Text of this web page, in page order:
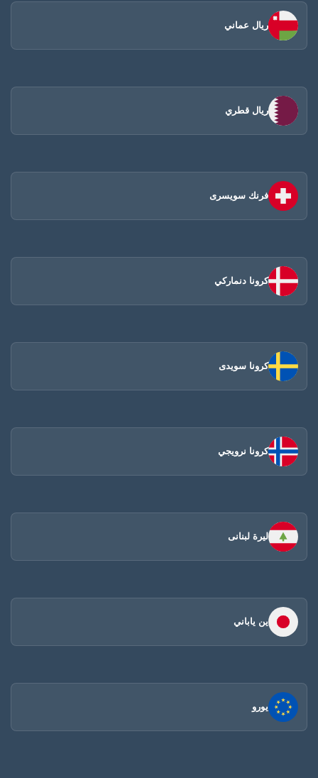
ريال عماني
ريال قطري
فرنك سويسرى
كرونا دنماركي
كرونا سويدى
كرونا نرويجي
ليرة لبنانى
ين ياباني
يورو